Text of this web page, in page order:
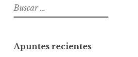
B
u
a
Apuntes recientes